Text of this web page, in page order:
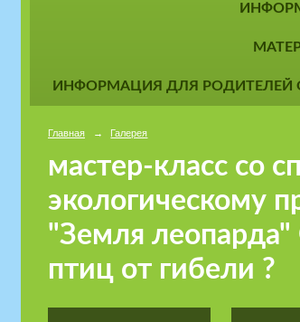
ИНФОРМАЦИЯ ДЛЯ РОДИТЕЛЕЙ
Главная → Галерея
мастер-класс со
экологическому
"Земля леопарда"
птиц от гибели ?